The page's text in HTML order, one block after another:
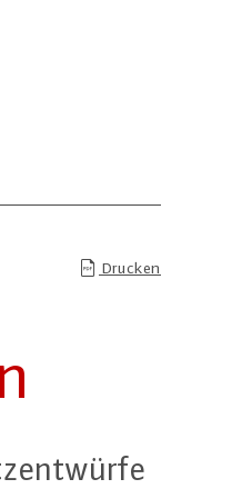
Drucken